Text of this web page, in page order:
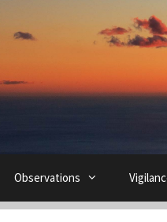
Observations